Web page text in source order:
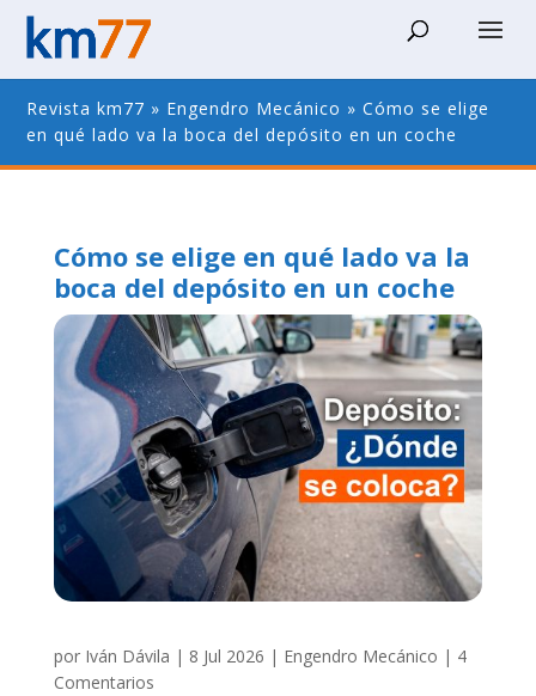
Revista km77 » Engendro Mecánico »Cómo se elige
en qué lado va la boca del depósito en un coche
Cómo se elige en qué lado va la
boca del depósito en un coche
por Iván Dávila | 8 Jul 2026 | Engendro Mecánico | 4
Comentarios